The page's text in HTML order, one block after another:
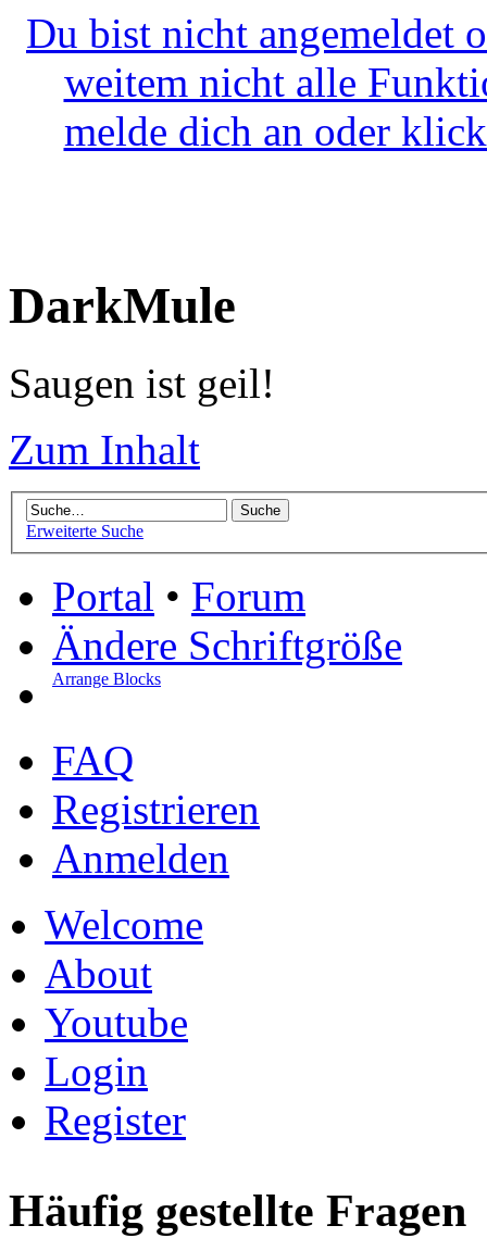
Du bist nicht angemeldet
weitem nicht alle
melde dich an oder
DarkMule
Saugen ist geil!
Zum Inhalt
Erweiterte Suche
Portal • Forum
Ändere Schriftgröße
Arrange Blocks
FAQ
Registrieren
Anmelden
Welcome
About
Youtube
Login
Register
Häufig gestellte Fragen